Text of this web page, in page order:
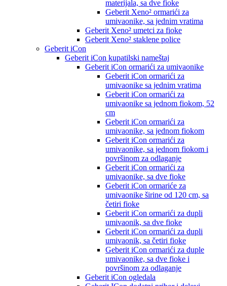
materijala, sa dve fioke
Geberit Xeno² ormarići za
umivaonike, sa jednim vratima
Geberit Xeno² umetci za fioke
Geberit Xeno² staklene police
Geberit iCon
Geberit iCon kupatilski nameštaj
Geberit iCon ormarići za umivaonike
Geberit iCon ormarići za
umivaonike sa jednim vratima
Geberit iCon ormarići za
umivaonike sa jednom fiokom, 52
cm
Geberit iCon ormarići za
umivaonike, sa jednom fiokom
Geberit iCon ormarići za
umivaonike, sa jednom fiokom i
površinom za odlaganje
Geberit iCon ormarići za
umivaonike, sa dve fioke
Geberit iCon ormariće za
umivaonike širine od 120 cm, sa
četiri fioke
Geberit iCon ormarići za dupli
umivaonik, sa dve fioke
Geberit iCon ormarići za dupli
umivaonik, sa četiri fioke
Geberit iCon ormarići za duple
umivaonike, sa dve fioke i
površinom za odlaganje
Geberit iCon ogledala